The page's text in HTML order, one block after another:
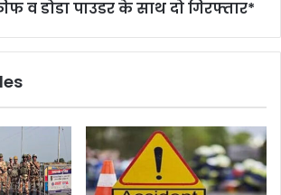
व डोडा पाउडर के साथ दो गिरफ्तार*